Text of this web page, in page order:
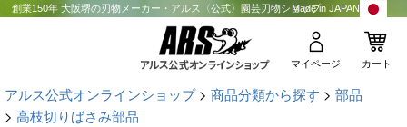
創業150年 大阪堺の刃物メーカー・アルス〈公式〉園芸刃物ショップMade in JAPAN
マイページ カート
アルス公式オンラインショップ 商品分類から探す
部品
高枝切りばさみ部品